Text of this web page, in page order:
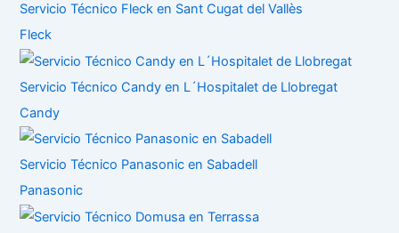
Servicio Técnico Fleck en Sant Cugat del Vallès
Fleck
Servicio Técnico Candy en L´Hospitalet de Llobregat
Candy
Servicio Técnico Panasonic en Sabadell
Panasonic